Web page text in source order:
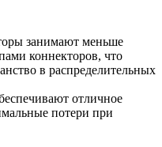
занимают меньше
коннекторов, что
в распределительных
отличное
потери при